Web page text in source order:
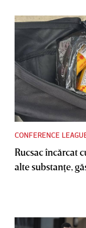
CONFERENCE
Rucsac încărcat
alte substanţe,